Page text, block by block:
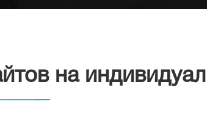
на